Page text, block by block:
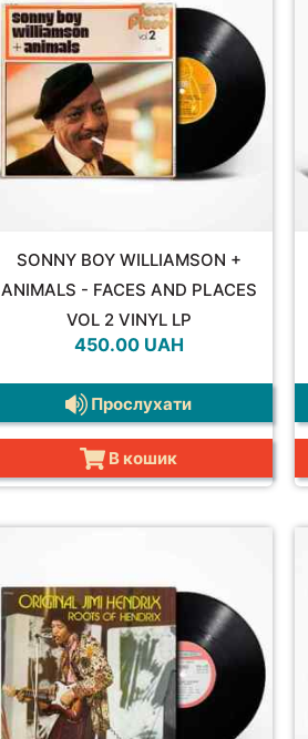
SONNY BOY WILLIAMSON +
ANIMALS - FACES AND PLACES
VOL 2 VINYL LP
450.00 UAH
Прослухати
В кошик